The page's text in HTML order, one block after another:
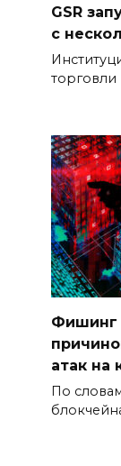
GSR
с
Фишинг
атак на
По